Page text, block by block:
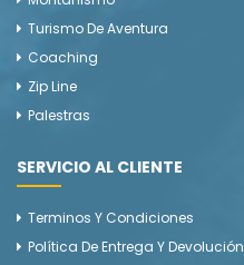
Turismo De Aventura
Coaching
Zip Line
Palestras
SERVICIO AL CLIENTE
Terminos Y Condiciones
Política De Entrega Y Devolución